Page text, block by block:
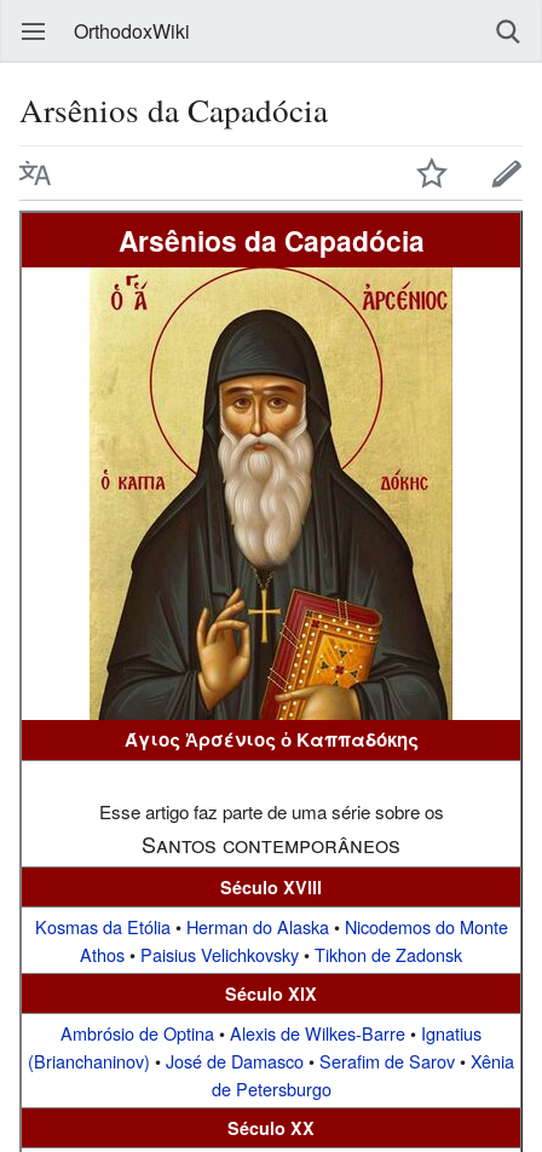
OrthodoxWiki
Arsênios da Capadócia
Arsênios da Capadócia
Άγιος Ἀρσένιος ὁ Καππαδόκης
Esse artigo faz parte de uma série sobre os
Santos contemporâneos
Século XVIII
Kosmas da Etólia• Herman do Alaska• Nicodemos do Monte
Athos• Paisius Velichkovsky•Tikhon de Zadonsk
Século XIX
Ambrósio de Optina•Alexis de Wilkes-Barre• Ignatius
(Brianchaninov) •José de Damasco•Serafim de Sarov•Xênia
de Petersburgo
Século XX